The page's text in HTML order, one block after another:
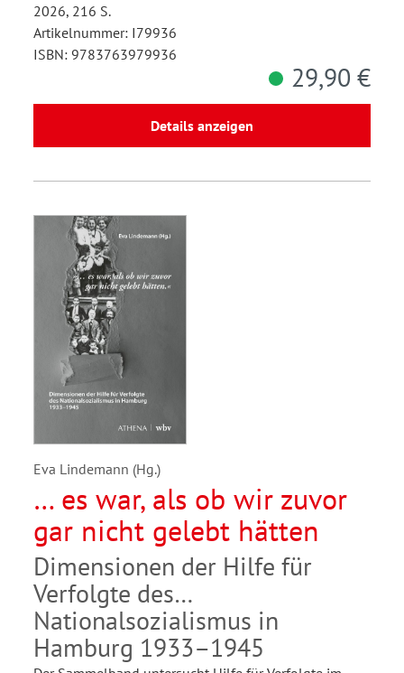
2026, 216 S.
Artikelnummer: I79936
ISBN: 9783763979936
29,90 €
Details anzeigen
Eva Lindemann (Hg.)
… es war, als ob wir zuvor
gar nicht gelebt hätten
Dimensionen der Hilfe für
Verfolgte des
Nationalsozialismus in
Hamburg 1933–1945